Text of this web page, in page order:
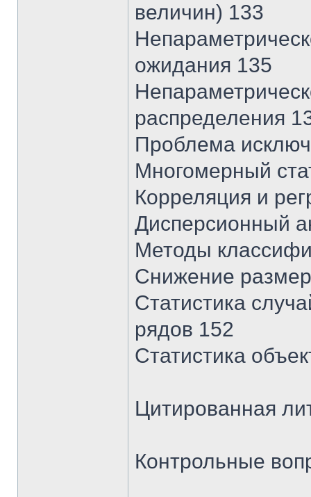
величин) 133
ожидания 135
распределения
Проблема
Многомерный
Корреляция и
Дисперсионный
Методы
Снижение
Статистика
рядов 152
Статистика
Цитированная
Контрольные